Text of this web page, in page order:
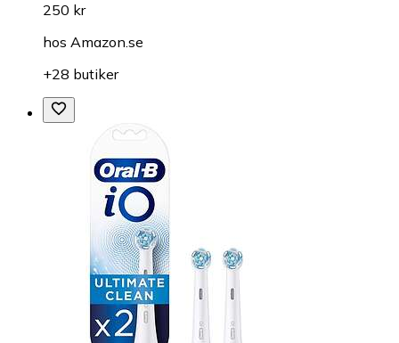
250 kr
hos Amazon.se
+28 butiker